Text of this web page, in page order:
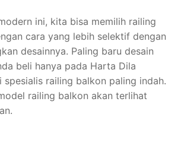
ini, kita bisa memilih railing
cara yang lebih selektif dengan
desainnya. Paling baru desain
beli hanya pada Harta Dila
spesialis railing balkon paling indah.
railing balkon akan terlihat